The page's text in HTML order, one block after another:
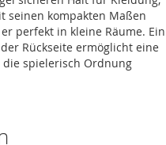
seinen kompakten Maßen
perfekt in kleine Räume. Ein
Rückseite ermöglicht eine
spielerisch Ordnung